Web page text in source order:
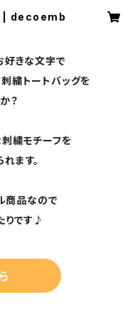
| decoemb
好きな文字で
繍トートバッグを
？
繍モチーフを
ます。
商品なので
りです♪